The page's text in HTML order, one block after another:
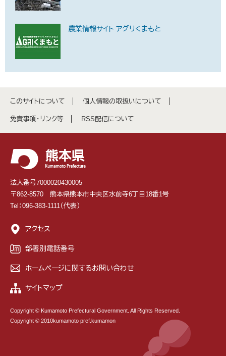
農業情報サイト アグリくまもと
このサイトについて 個人情報の取扱いについて
免責事項・リンク等 RSS配信について
法人番号7000020430005
〒862-8570 熊本県熊本市中央区水前寺6丁目18番1号
Tel：096-383-1111（代表）
アクセス
部署別電話番号
ホームページに関するお問い合わせ
サイトマップ
Copyright © Kumamoto Prefectural Government. All Rights Reserved.
Copyright © 2010kumamoto pref.kumamon